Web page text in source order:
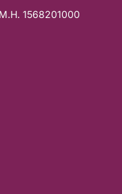
1568201000